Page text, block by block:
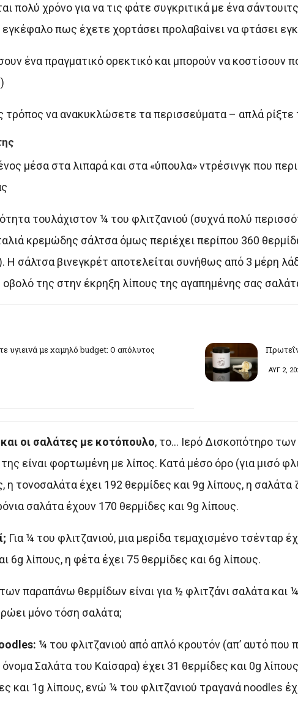
πολύ χρόνο για να τις φάτε συγκριτικά με ένα
πως έχετε χορτάσει προλαβαίνει να φτάσει
ένα πραγματικό ορεκτικό και μπορούν να κοστίσουν
τρόπος να ανακυκλώσετε τα περισσεύματα – απλά
μέσα στα λιπαρά και στα «ύπουλα» ντρέσινγκ που
τουλάχιστον ¼ του φλιτζανιού (συχνά πολύ
κρεμώδης σάλτσα όμως περιέχει περίπου 360
Η σάλτσα βινεγκρέτ αποτελείται συνήθως από 3 μέρη
της στην έκρηξη λίπους της αγαπημένης σας
υγιεινά με χαμηλό budget: Ο απόλυτος
ΑΥΓ 2,
οι σαλάτες με κοτόπουλο, το… Ιερό Δισκοπότηρο
είναι φορτωμένη με λίπος. Κατά μέσο όρο (για μισό
η τονοσαλάτα έχει 192 θερμίδες και 9g λίπους, η
σαλάτα έχουν 170 θερμίδες και 9g λίπους.
Για ¼ του φλιτζανιού, μια μερίδα τεμαχισμένο τσένταρ
6g λίπους, η φέτα έχει 75 θερμίδες και 6g λίπους.
παραπάνω θερμίδων είναι για ½ φλιτζάνι σαλάτα και
μόνο τόση σαλάτα;
¼ του φλιτζανιού από απλό κρουτόν (απ’ αυτό που
Σαλάτα του Καίσαρα) έχει 31 θερμίδες και 0g
και 1g λίπους, ενώ ¼ του φλιτζανιού τραγανά noodles